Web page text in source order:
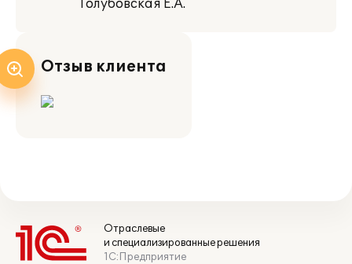
Голубовская Е.А.
Отзыв клиента
Отраслевые
и специализированные решения
1С:Предприятие